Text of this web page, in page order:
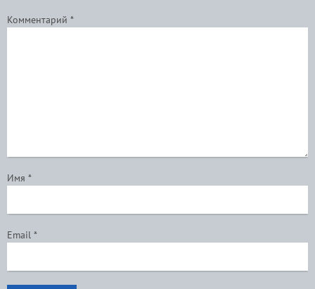
Комментарий *
Имя *
Email *